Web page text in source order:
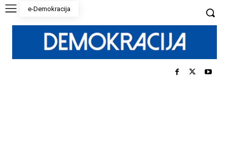
e-Demokracija